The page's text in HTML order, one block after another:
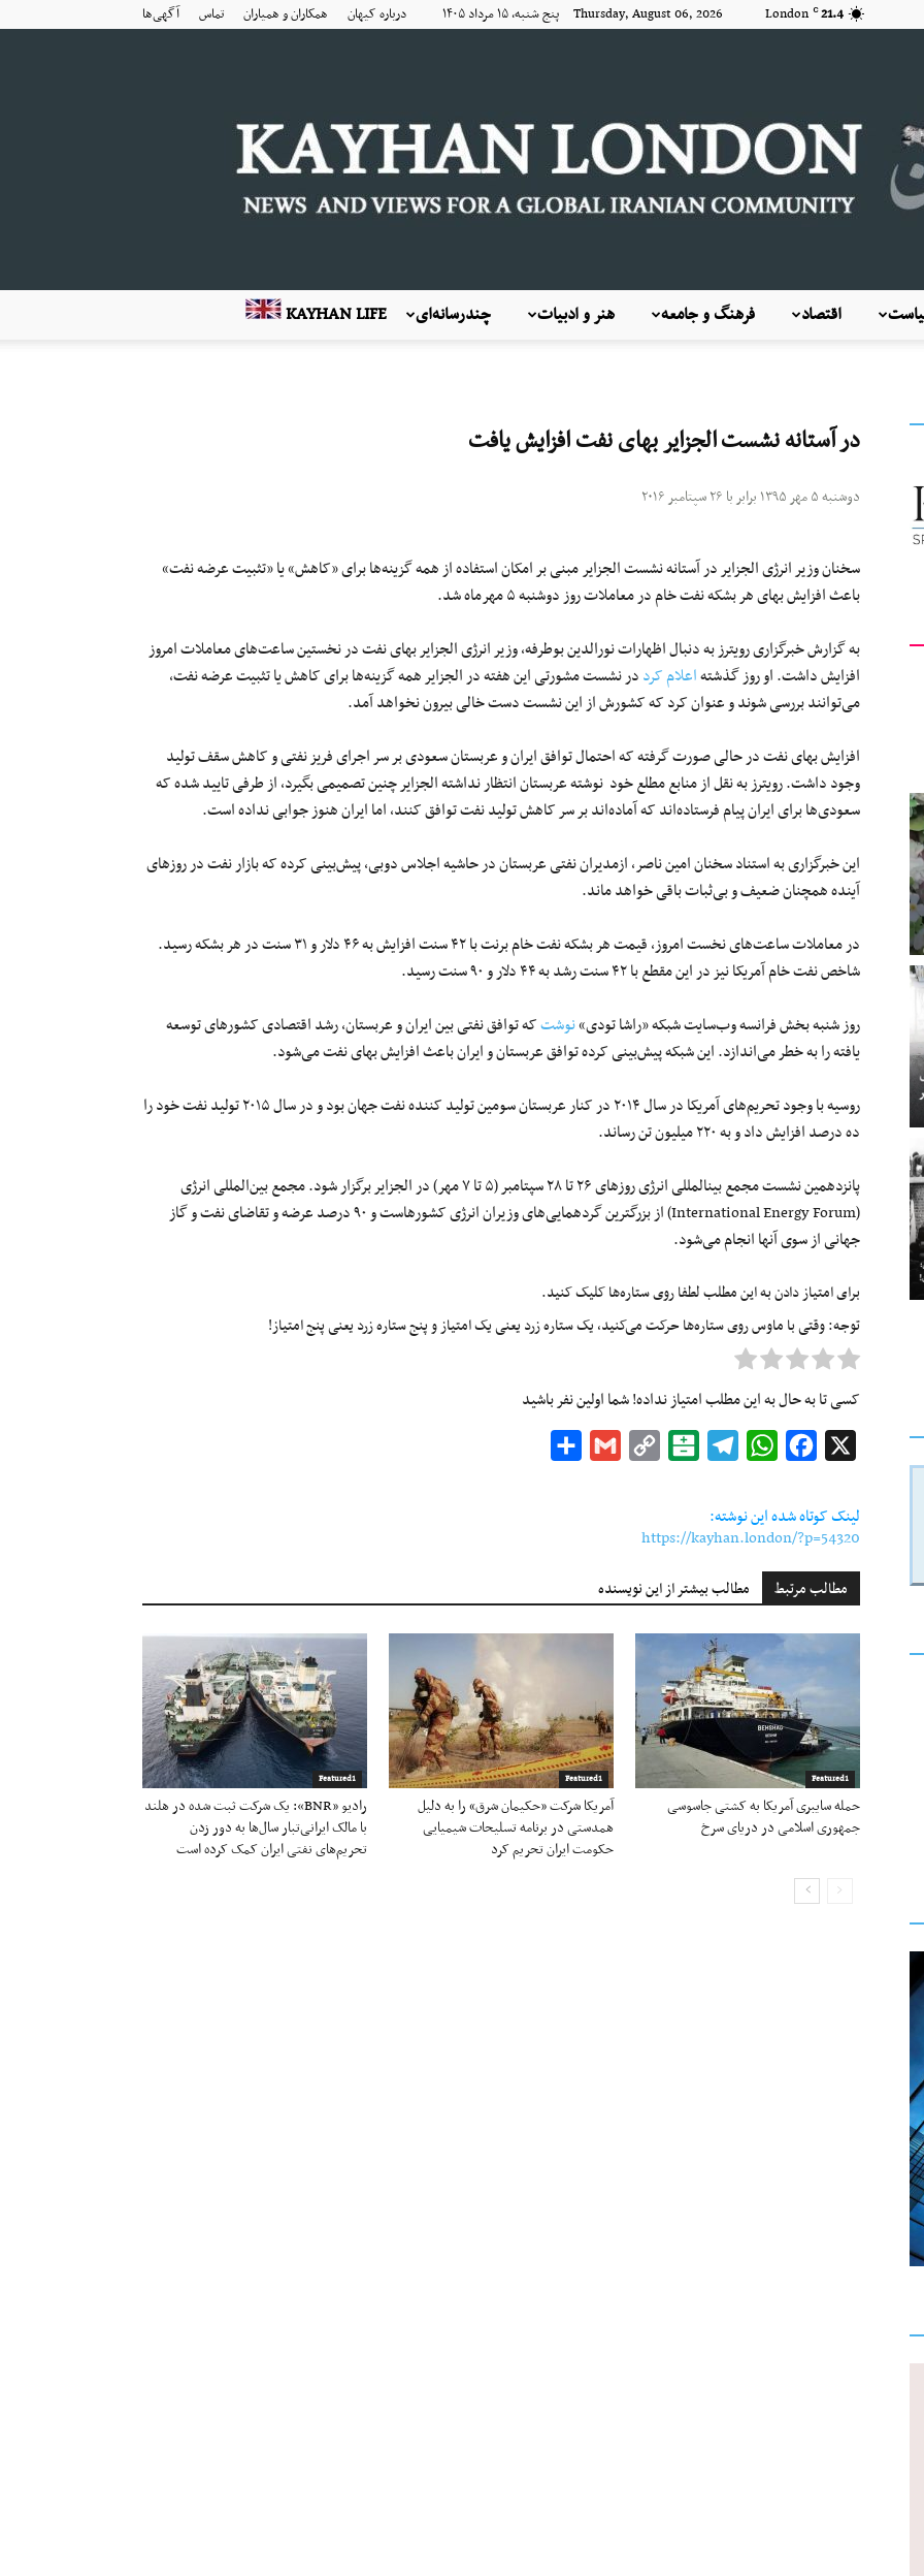
21.4
C
London Thursday, August 06, 2026 پنج شنبه, ۱۵ مرداد ۱۴۰۵ درباره کیهان همکاران و همیاران تماس آگهی‌ها
کیهان
KAYHAN LIFE چندرسانه‌ای هنر و ادبیات فرهنگ و جامعه اقتصاد
در آستانه نشست الجزایر بهای نفت افزایش یافت
دوشنبه ۵ مهر ۱۳۹۵ برابر با ۲۶ سپتامبر ۲۰۱۶
سخنان وزیر انرژی الجزایر در آستانه نشست الجزایر مبنی بر امکان استفاده از همه گزینه‌ها برای «کاهش» یا «تثبیت عرضه نفت»
باعث افزایش بهای هر بشکه نفت خام در معاملات روز دوشنبه ۵ مهرماه شد.
به گزارش خبرگزاری رویترز به دنبال اظهارات نورالدین بوطرفه، وزیر انرژی الجزایر بهای نفت در نخستین ساعت‌های معاملات امروز
افزایش داشت. او روز گذشتهاعلام کرددر نشست مشورتی این هفته در الجزایر همه گزینه‌ها برای کاهش یا تثبیت عرضه نفت،
می‌توانند بررسی شوند و عنوان کرد که کشورش از این نشست دست خالی بیرون نخواهد آمد.
افزایش بهای نفت در حالی صورت گرفته که احتمال توافق ایران و عربستان سعودی بر سر اجرای فریز نفتی و کاهش سقف تولید
وجود داشت. رویترز به نقل از منابع مطلع خود نوشته عربستان انتظار نداشته الجزایر چنین تصمیمی بگیرد، از طرفی تایید شده که
سعودی‌ها برای ایران پیام فرستاده‌اند که آماده‌اند بر سر کاهش تولید نفت توافق کنند، اما ایران هنوز جوابی نداده است.
این خبرگزاری به استناد سخنان امین ناصر، ازمدیران نفتی عربستان در حاشیه اجلاس دوبی، پیش‌بینی کرده که بازار نفت در روزهای
آینده همچنان ضعیف و بی‌ثبات باقی خواهد ماند.
در معاملات ساعت‌های نخست امروز، قیمت هر بشکه نفت خام برنت با ۴٢ سنت افزایش به ۴۶ دلار و ٣١ سنت در هر بشکه رسید.
شاخص نفت خام آمریکا نیز در این مقطع با ۴٢ سنت رشد به ۴۴ دلار و ٩٠ سنت رسید.
روز شنبه بخش فرانسه وب‌سایت شبکه «راشا تودی»نوشتکه توافق نفتی بین ایران و عربستان، رشد اقتصادی کشورهای توسعه
یافته را به خطر می‌اندازد. این شبکه پیش‌بینی کرده توافق عربستان و ایران باعث افزایش بهای نفت می‌شود.
روسیه با وجود تحریم‌های آمریکا در سال ۲۰۱۴ در کنار عربستان سومین تولید کننده نفت جهان بود و در سال ۲۰۱۵ تولید نفت خود را
ده درصد افزایش داد و به ۲۲۰ میلیون تن رساند.
پانزدهمین نشست مجمع بین‎المللی انرژی روزهای ٢۶ تا ٢٨ سپتامبر (۵ تا ٧ مهر) در الجزایر برگزار شود. مجمع بین‌المللی انرژی
(International Energy Forum) از بزرگترین گردهمایی‌های وزیران انرژی کشورهاست و ٩٠ درصد عرضه و تقاضای نفت و گاز
جهانی از سوی آنها انجام می‌شود.
برای امتیاز دادن به این مطلب لطفا روی ستاره‌ها کلیک کنید.
توجه: وقتی با ماوس روی ستاره‌ها حرکت می‌کنید، یک ستاره زرد یعنی یک امتیاز و پنج ستاره زرد یعنی پنج امتیاز!
کسی تا به حال به این مطلب امتیاز نداده! شما اولین نفر باشید
Facebook
WhatsApp
Telegram
Balatarin
Copy
Gmail
لینک کوتاه شده این نوشته:
https://kayhan.london/?p=54320
مطالب مرتبط مطالب بیشتر از این نویسنده
Featured1
رادیو «BNR»: یک شرکت ثبت شده در هلند
با مالک ایرانی‌تبار سال‌ها به دور زدن
تحریم‌های نفتی ایران کمک کرده است
Featured1
آمریکا شرکت «حکیمان شرق» را به دلیل
همدستی در برنامه تسلیحات شیمیایی
حکومت ایران تحریم کرد
Featured1
حمله سایبری آمریکا به کشتی جاسوسی
جمهوری اسلامی در دریای سرخ